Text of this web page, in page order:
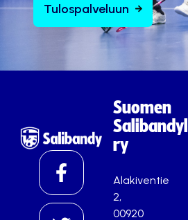
Tulospalveluun
Suomen
ry
Alakiventie
2,
00920